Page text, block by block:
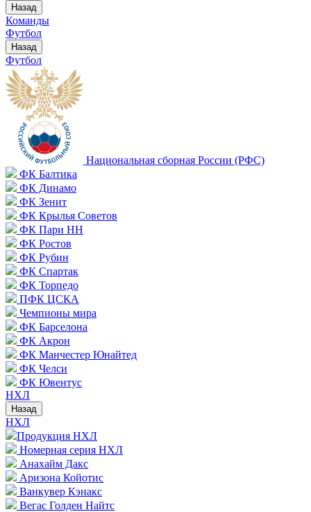
Назад
Команды
Футбол
Назад
Футбол
Национальная сборная России (РФС)
ФК Балтика
ФК Динамо
ФК Зенит
ФК Крылья Советов
ФК Пари НН
ФК Ростов
ФК Рубин
ФК Спартак
ФК Торпедо
ПФК ЦСКА
Чемпионы мира
ФК Барселона
ФК Акрон
ФК Манчестер Юнайтед
ФК Челси
ФК Ювентус
НХЛ
Назад
НХЛ
Продукция НХЛ
Номерная серия НХЛ
Анахайм Дакс
Аризона Койотис
Ванкувер Кэнакс
Вегас Голден Найтс